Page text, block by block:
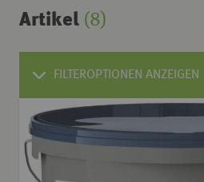
Artikel (8)
FILTEROPTIONEN ANZEIGEN